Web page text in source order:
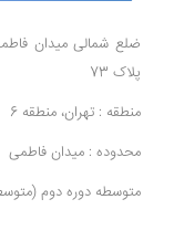
ضلع شمالی میدان
پلاک 73
منطقه : تهران، منطقه 6
محدوده : میدان فاطمی
متوسطه دوره دوم